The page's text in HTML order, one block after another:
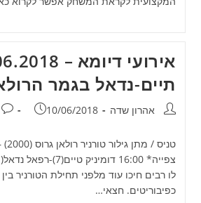
תיים-נדאל בגמר
מחבר:אהרון שדה פורסם:
10/06/2018
לו רבים חיכו עוד מלפני תחילת הטורניר
כפיבוריטים. חצאי…